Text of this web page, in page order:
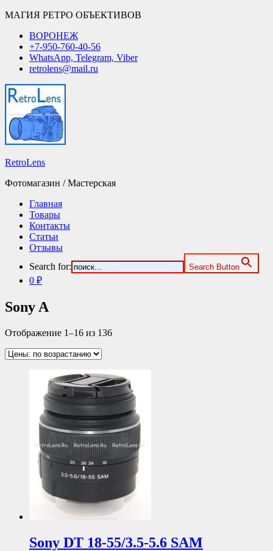
МАГИЯ РЕТРО ОБЪЕКТИВОВ
ВОРОНЕЖ
+7-950-760-40-56
WhatsApp, Telegram, Viber
retrolens@mail.ru
RetroLens
Фотомагазин / Мастерская
Главная
Товары
Контакты
Статьи
Отзывы
Search for:
Search Button
0 ₽
Sony A
Отображение 1–16 из 136
Sony DT 18-55/3.5-5.6 SAM